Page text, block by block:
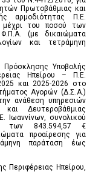
Πρωτοβάθμιας και
αρμοδιότητας Π.Ε.
μέχρι του ποσού των
Φ.Π.Α. (με δικαιώματα
και τετράμηνη
Υποβολής
Ηπείρου – Π.Ε.
και 2025-2026 στο
Αγορών (Δ.Σ.Α.)
ανάθεση υπηρεσιών
Δευτεροβάθμιας
Ιωαννίνων, συνολικού
των 843.594,57 €
προαίρεσης για
παράταση έως
Περιφέρειας Ηπείρου,